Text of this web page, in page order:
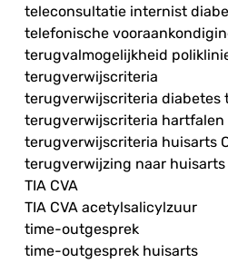
teleconsultatie internist
telefonische
terugvalmogelijkheid
terugverwijscriteria
terugverwijscriteria diabetes
terugverwijscriteria hartfalen
terugverwijscriteria huisarts
terugverwijzing naar huisarts
TIA CVA
TIA CVA acetylsalicylzuur
time-outgesprek
time-outgesprek huisarts